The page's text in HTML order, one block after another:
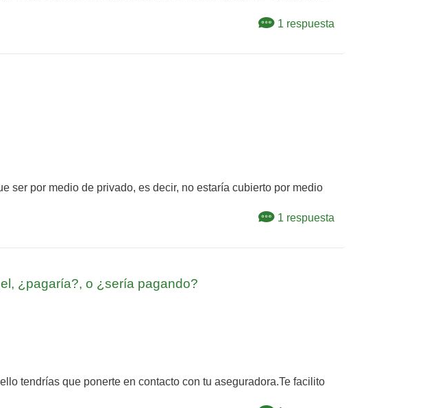
1 respuesta
ser por medio de privado, es decir, no estaría cubierto por medio
1 respuesta
¿pagaría?, o ¿sería pagando?
tendrías que ponerte en contacto con tu aseguradora.Te facilito